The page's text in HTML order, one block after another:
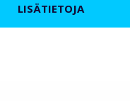
LISÄTIETOJA